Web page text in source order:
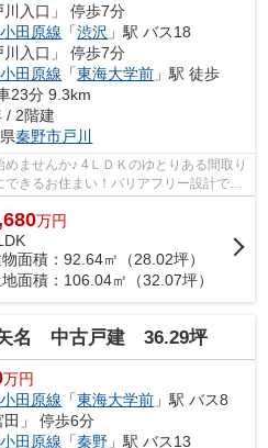
川入口」 停歩7分
田原線 「渋沢 」駅 バス18
川入口」 停歩7分
田原線 「東海大学前 」駅 徒歩
23分 9.3km
/ 2階建
秦野市戸川
ませんか♪ 4ＬＤＫのゆとりある間取り
きるお住まい！バリアフリー設計で長
万円
面積：92.64㎡（28.02坪）
地面積：106.04㎡（32.07坪）
名 中古戸建 36.29坪
万円
田原線 「東海大学前 」駅 バス8
田」 停歩6分
田原線 「秦野 」駅 バス13